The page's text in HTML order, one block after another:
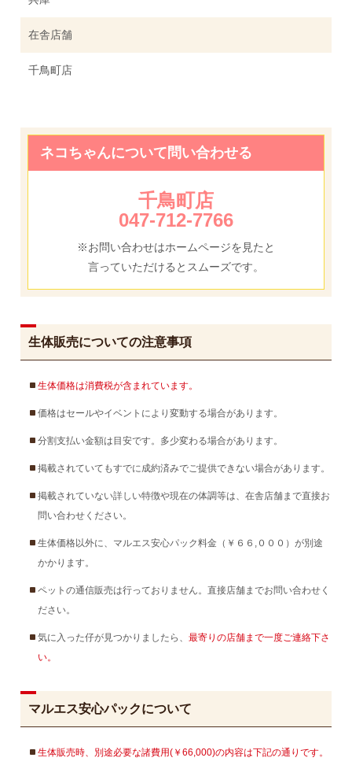
在舎店舗
千鳥町店
ネコちゃんについて問い合わせる
千鳥町店
047-712-7766
※お問い合わせはホームページを見たと
言っていただけるとスムーズです。
生体販売についての注意事項
生体価格は消費税が含まれています。
価格はセールやイベントにより変動する場合があります。
分割支払い金額は目安です。多少変わる場合があります。
掲載されていてもすでに成約済みでご提供できない場合があります。
掲載されていない詳しい特徴や現在の体調等は、在舎店舗まで直接お
問い合わせください。
生体価格以外に、マルエス安心パック料金（￥６６,０００）が別途
かかります。
ペットの通信販売は行っておりません。直接店舗までお問い合わせく
ださい。
気に入った仔が見つかりましたら、 最寄りの店舗まで一度ご連絡下さ
い。
マルエス安心パックについて
生体販売時、別途必要な諸費用(￥66,000)の内容は下記の通りです。